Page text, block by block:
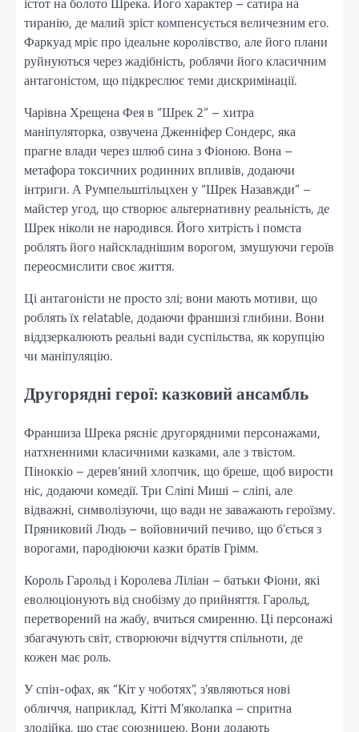
тиранію, де малий зріст компенсується величезним его.
Фаркуад мріє про ідеальне королівство, але його плани
руйнуються через жадібність, роблячи його класичним
антагоністом, що підкреслює теми дискримінації.
Чарівна Хрещена Фея в “Шрек 2” – хитра
маніпуляторка, озвучена Дженніфер Сондерс, яка
прагне влади через шлюб сина з Фіоною. Вона –
метафора токсичних родинних впливів, додаючи
інтриги. А Румпельштільцхен у “Шрек Назавжди” –
майстер угод, що створює альтернативну реальність, де
Шрек ніколи не народився. Його хитрість і помста
роблять його найскладнішим ворогом, змушуючи героїв
переосмислити своє життя.
Ці антагоністи не просто злі; вони мають мотиви, що
роблять їх relatable, додаючи франшизі глибини. Вони
віддзеркалюють реальні вади суспільства, як корупцію
чи маніпуляцію.
Другорядні герої: казковий ансамбль
Франшиза Шрека рясніє другорядними персонажами,
натхненними класичними казками, але з твістом.
Піноккіо – дерев’яний хлопчик, що бреше, щоб вирости
ніс, додаючи комедії. Три Сліпі Миші – сліпі, але
відважні, символізуючи, що вади не заважають героїзму.
Пряниковий Людь – войовничий печиво, що б’ється з
ворогами, пародіюючи казки братів Грімм.
Король Гарольд і Королева Ліліан – батьки Фіони, які
еволюціонують від снобізму до прийняття. Гарольд,
перетворений на жабу, вчиться смиренню. Ці персонажі
збагачують світ, створюючи відчуття спільноти, де
кожен має роль.
У спін-офах, як “Кіт у чоботях”, з’являються нові
обличчя, наприклад, Кітті М’яколапка – спритна
злодійка, що стає союзницею. Вони додають